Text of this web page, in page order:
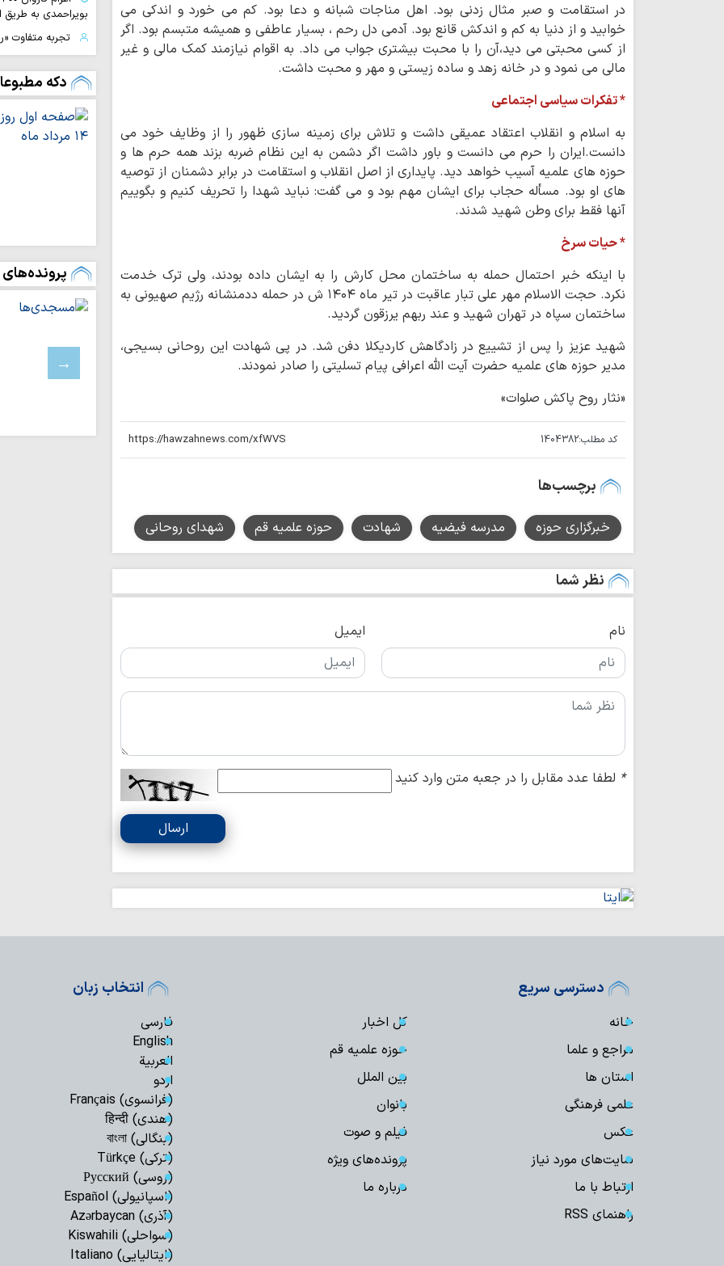
در استقامت و صبر مثال زدنی بود. اهل مناجات شبانه و دعا بود. کم می خورد و اندکی می
خوابید و از دنیا به کم و اندکش قانع بود. آدمی دل رحم ، بسیار عاطفی و همیشه متبسم بود. اگر
از کسی محبتی می دید،آن را با محبت بیشتری جواب می داد. به اقوام نیازمند کمک مالی و غیر
مالی می نمود و در خانه زهد و ساده زیستی و مهر و محبت داشت.
* تفکرات سیاسی اجتماعی
به اسلام و انقلاب اعتقاد عمیقی داشت و تلاش برای زمینه سازی ظهور را از وظایف خود می
دانست.ایران را حرم می دانست و باور داشت اگر دشمن به این نظام ضربه بزند همه حرم ها و
حوزه های علمیه آسیب خواهد دید. پایداری از اصل انقلاب و استقامت در برابر دشمنان از توصیه
های او بود. مسأله حجاب برای ایشان مهم بود و می گفت: نباید شهدا را تحریف کنیم و بگوییم
آنها فقط برای وطن شهید شدند.
* حیات سرخ
با اینکه خبر احتمال حمله به ساختمان محل کارش را به ایشان داده بودند، ولی ترک خدمت
نکرد. حجت الاسلام مهر علی تبار عاقبت در تیر ماه ۱۴۰۴ ش در حمله ددمنشانه رژیم صهیونی به
ساختمان سپاه در تهران شهید و عند ربهم یرزقون گردید.
شهید عزیز را پس از تشییع در زادگاهش کاردیکلا دفن شد. در پی شهادت این روحانی بسیجی،
مدیر حوزه های علمیه حضرت آیت الله اعرافی پیام تسلیتی را صادر نمودند.
«نثار روح پاکش صلوات»
کد مطلب:1404382
برچسب‌ها
خبرگزاری حوزه مدرسه فیضیه شهادت حوزه‌ علمیه قم شهدای روحانی
نظر شما
نام ایمیل
* لطفا عدد مقابل را در جعبه متن وارد کنید
ارسال
بویراحمدی به
تجربه متفاوت
تا کربلا
ناگفته‌های
خراسان از مسیر
امام حسین(ع)
است
شهید سامعی +
نورلایب
کارنامه موکب
موکب
و معنوی برای زائران
کرامت تا پایان ماه
استراحت در
حضور
از اوکراین تا
سرشناس ایتالیایی،
و راه امام صدر برای
پیروان مکتب
برابر ظالمان تسلیم
برگزاری باشکوه
حسینی(ع) در
دکه
پرونده‌های
دسترسی سریع
خانه
کل اخبار
مراجع و علما
حوزه علمیه قم
استان ها
بین الملل
علمی فرهنگی
بانوان
عکس
فیلم و صوت
سایت‌های مورد نیاز
پرونده‌های ویژه
ارتباط با ما
درباره ما
راهنمای RSS
انتخاب زبان
فارسی
English
العربیة
اردو
(فرانسوی) Français
(هندی) हिन्दी
(بنگالی) বাংলা
(ترکی) Türkçe
(روسی) Русский
(اسپانیولی) Español
(آذری) Azərbaycan
(سواحلی) Kiswahili
(ایتالیایی) Italiano